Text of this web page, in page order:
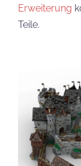
Erweiterung
Teile.